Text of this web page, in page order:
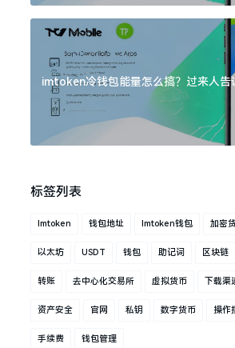
imtoken冷钱包能量怎么搞？过来人告
标签列表
Imtoken 钱包地址 Imtoken钱包 加密
以太坊 USDT 钱包 助记词 区块链
转账 去中心化交易所 虚拟货币 下载渠
资产安全 官网 私钥 数字货币 操作
手续费 钱包管理